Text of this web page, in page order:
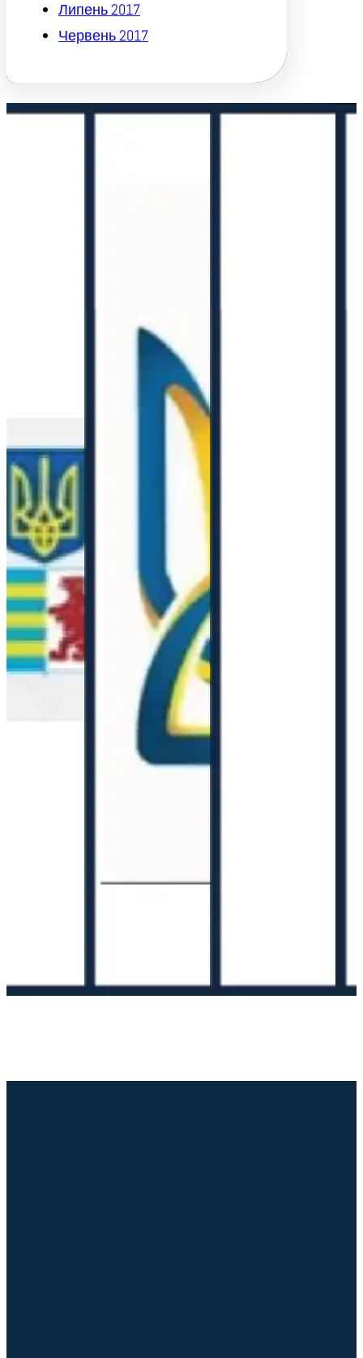
Липень 2017
Червень 2017